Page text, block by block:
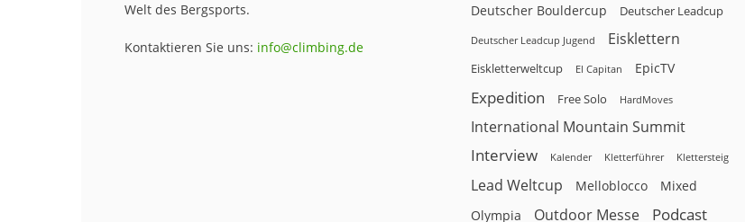
Welt des Bergsports.
Kontaktieren Sie uns: info@climbing.de
Deutscher Bouldercup Deutscher Leadcup
Deutscher Leadcup Jugend Eisklettern
Eiskletterweltcup El Capitan EpicTV
Expedition Free Solo HardMoves
International Mountain Summit
Interview Kalender Kletterführer Klettersteig
Lead Weltcup Melloblocco Mixed
Olympia Outdoor Messe Podcast